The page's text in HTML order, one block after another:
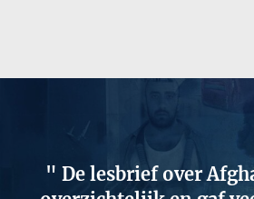
De lesbrief over